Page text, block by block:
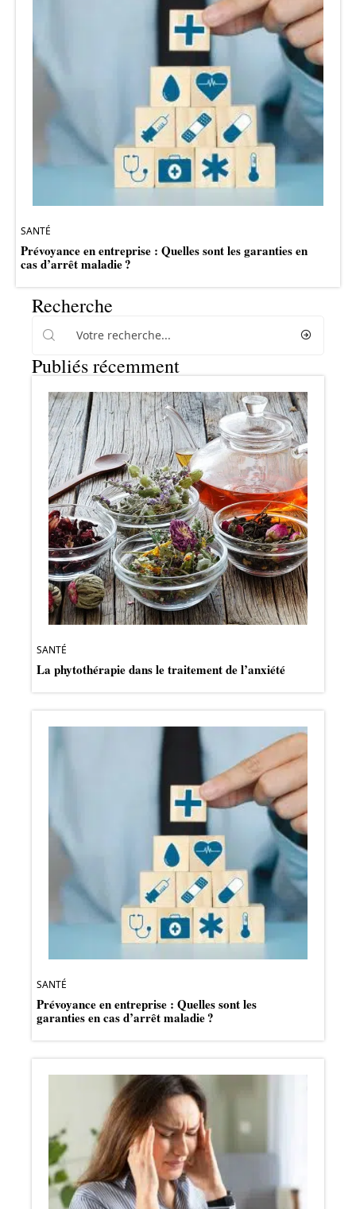
SANTÉ
Prévoyance en entreprise : Quelles sont les garanties en
cas d’arrêt maladie ?
Recherche
Publiés récemment
SANTÉ
La phytothérapie dans le traitement de l’anxiété
SANTÉ
Prévoyance en entreprise : Quelles sont les
garanties en cas d’arrêt maladie ?